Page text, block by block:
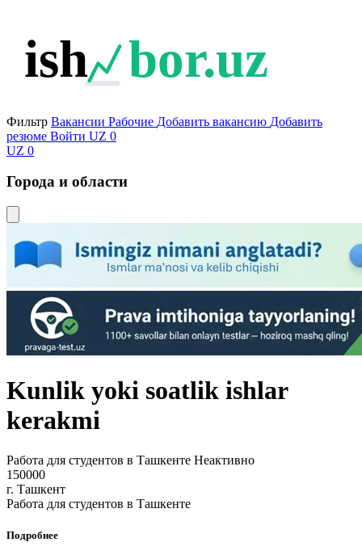
ish bor.uz
Фильтр Вакансии Рабочие Добавить вакансию Добавить
резюме Войти UZ 0
UZ 0
Города и области
Kunlik yoki soatlik ishlar
kerakmi
Работа для студентов в Ташкенте Неактивно
150000
г. Ташкент
Работа для студентов в Ташкенте
Подробнее